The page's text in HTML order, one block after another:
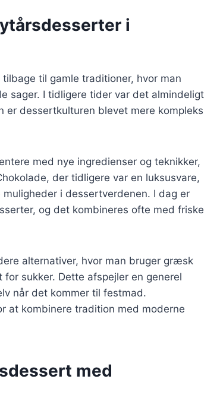
i
til gamle traditioner, hvor man
sager. I tidligere tider var det almindeligt
er dessertkulturen blevet mere kompleks
med nye ingredienser og teknikker,
der tidligere var en luksusvare,
i dessertverdenen. I dag er
og det kombineres ofte med friske
alternativer, hvor man bruger græsk
sukker. Dette afspejler en generel
når det kommer til festmad.
at kombinere tradition med moderne
med